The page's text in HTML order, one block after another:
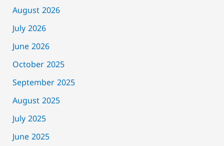
August 2026
July 2026
June 2026
October 2025
September 2025
August 2025
July 2025
June 2025